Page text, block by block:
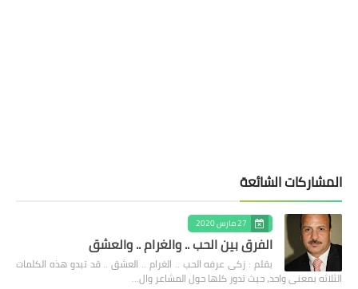
المشاركات الشائعة
27 مارس 2020
الفرق بين الحب .. والغرام .. والعشق
بقلم : زكى عرفه الحب .. الغرام .. العشق .. قد تبدو هذه الكلمات
الثلاثه بمعنى واحد، حيث تدور كلها حول المشاعر وال…